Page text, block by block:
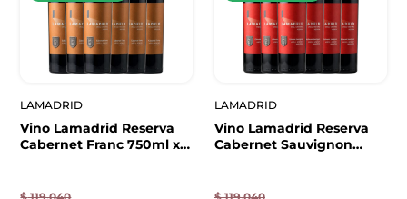
LAMADRID
Vino Lamadrid Reserva
Cabernet Franc 750ml x6
LAMADRID
Vino Lamadrid Reserva
Cabernet Sauvignon